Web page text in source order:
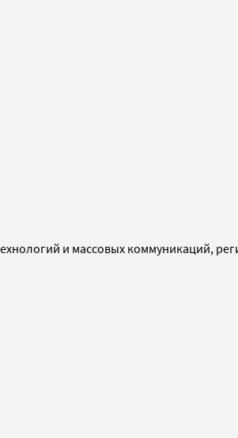
и массовых коммуникаций,